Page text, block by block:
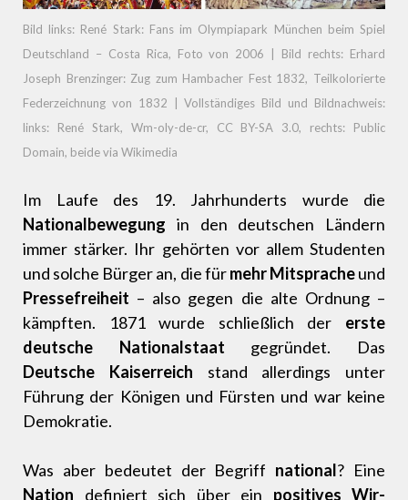
Bild links: René Stark: Fans im Olympiapark München beim Spiel
Deutschland – Costa Rica, Foto von 2006 | Bild rechts: Erhard
Joseph Brenzinger: Zug zum Hambacher Fest 1832, Teilkolorierte
Federzeichnung von 1832
| Vollständiges Bild und Bildnachweis:
links: René Stark, Wm-oly-de-cr, CC BY-SA 3.0, rechts: Public
Domain, beide via Wikimedia
Im Laufe des 19. Jahrhunderts wurde die
Nationalbewegung in den deutschen Ländern
immer stärker. Ihr gehörten vor allem Studenten
und solche Bürger an, die fürmehr Mitspracheund
Pressefreiheit – also gegen die alte Ordnung –
kämpften. 1871 wurde schließlich der erste
deutsche Nationalstaat gegründet. Das
Deutsche Kaiserreich stand allerdings unter
Führung der Königen und Fürsten und war keine
Demokratie.
Was aber bedeutet der Begriff national? Eine
Nation definiert sich über ein positives Wir-